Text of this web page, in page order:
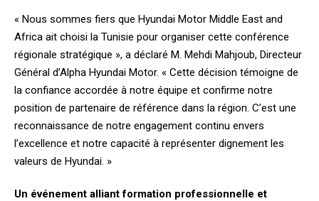
« Nous sommes fiers que Hyundai Motor Middle East and
Africa ait choisi la Tunisie pour organiser cette conférence
régionale stratégique », a déclaré M. Mehdi Mahjoub, Directeur
Général d’Alpha Hyundai Motor. « Cette décision témoigne de
la confiance accordée à notre équipe et confirme notre
position de partenaire de référence dans la région. C’est une
reconnaissance de notre engagement continu envers
l’excellence et notre capacité à représenter dignement les
valeurs de Hyundai. »
Un événement alliant formation professionnelle et